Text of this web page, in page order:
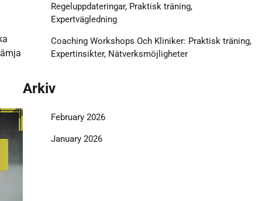
Regeluppdateringar, Praktisk träning,
Expertvägledning
Coaching Workshops Och Kliniker: Praktisk träning,
Expertinsikter, Nätverksmöjligheter
Arkiv
February 2026
January 2026